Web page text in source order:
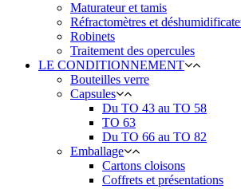
Maturateur et tamis
Réfractomètres et
Robinets
Traitement des opercules
LE CONDITIONNEMENT
Bouteilles verre
Capsules
Du TO 43 au TO 58
TO 63
Du TO 66 au TO 82
Emballage
Cartons cloisons
Coffrets et présentations